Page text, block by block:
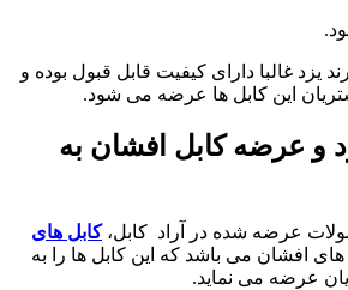
یزد غالبا دارای کیفیت قابل قبول بوده و
این کابل ها عرضه می شود.
و عرضه کابل افشان به
عرضه شده در آراد کابل،کابل های
افشان می باشد که این کابل ها را به
عرضه می نماید.